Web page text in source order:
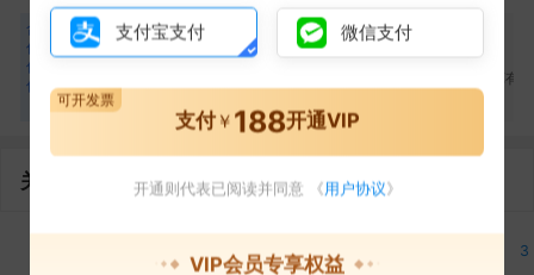
合
作
伙
伴
王 王平
责任公司
张 张元
合作1次 吕
中央国债登记结算有限
关联企业
3
支付宝支付 微信支付
支付￥ 188开通VIP
可开发票
开通则代表已阅读并同意 《用户协议》
VIP会员专享权益